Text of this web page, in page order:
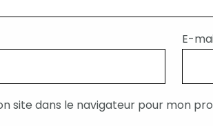
E-
site dans le navigateur pour mon